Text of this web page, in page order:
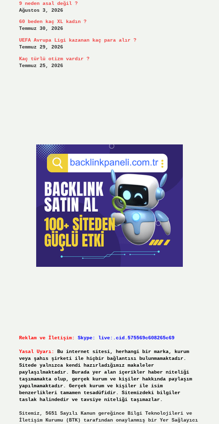
9 neden asal değil ?
Ağustos 3, 2026
60 beden kaç XL kadın ?
Temmuz 30, 2026
UEFA Avrupa Ligi kazanan kaç para alır ?
Temmuz 29, 2026
Kaç türlü otizm vardır ?
Temmuz 25, 2026
Reklam ve İletişim: Skype: live:.cid.575569c608265c69
Yasal Uyarı:
Bu internet sitesi, herhangi bir marka, kurum
veya şahıs şirketi ile hiçbir bağlantısı bulunmamaktadır.
Sitede yalnızca kendi hazırladığımız makaleler
paylaşılmaktadır. Burada yer alan içerikler haber niteliği
taşımamakta olup, gerçek kurum ve kişiler hakkında paylaşım
yapılmamaktadır. Gerçek kurum ve kişiler ile isim
benzerlikleri tamamen tesadüfidir. Sitemizdeki bilgiler
taslak halindedir ve tavsiye niteliği taşımazlar.
Sitemiz, 5651 Sayılı Kanun gereğince Bilgi Teknolojileri ve
İletişim Kurumu (BTK) tarafından onaylanmış bir Yer Sağlayıcı